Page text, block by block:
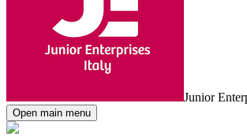
Junior
Open main menu